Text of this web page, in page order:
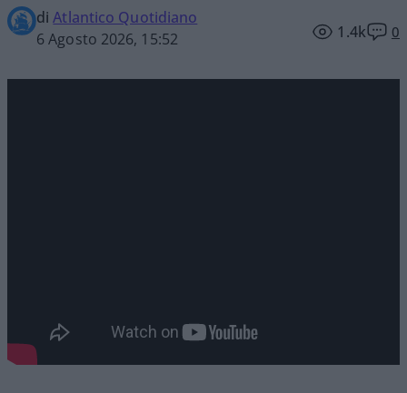
diAtlantico Quotidiano
6 Agosto 2026, 15:52
1.4k 0